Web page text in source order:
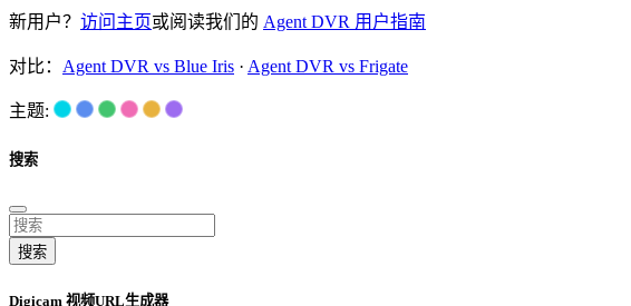
新用户？ 访问主页或阅读我们的 Agent DVR 用户指南
对比： Agent DVR vs Blue Iris · Agent DVR vs Frigate
主题:
搜索
搜索
Digicam 视频URL生成器